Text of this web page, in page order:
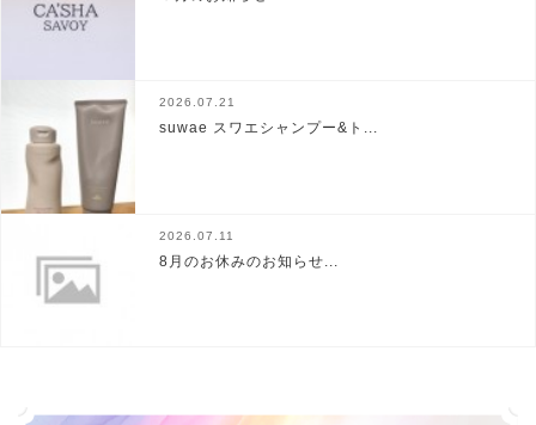
2026.07.21
suwae スワエシャンプー&ト...
2026.07.11
8月のお休みのお知らせ...